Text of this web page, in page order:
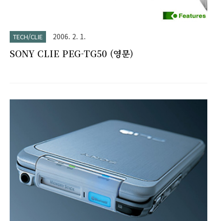
TECH/CLIE 2006. 2. 1.
SONY CLIE PEG-TG50 (영문)